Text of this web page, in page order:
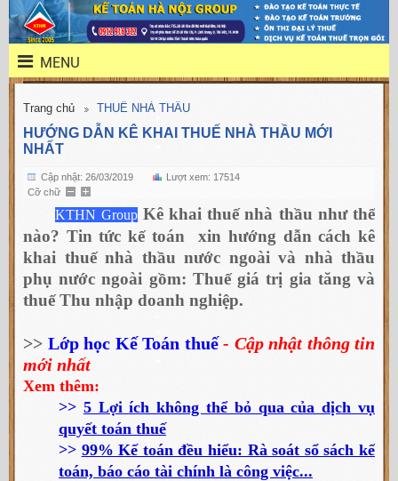
MENU
Trang chủ THUẾ NHÀ THẦU
HƯỚNG DẪN KÊ KHAI THUẾ NHÀ THẦU MỚI
NHẤT
Cập nhật: 26/03/2019
Lượt xem: 17514
Cỡ chữ
KTHN GroupKê khai thuế nhà thầu như thế
nào? Tin tức kế toán xin hướng dẫn cách kê
khai thuế nhà thầu nước ngoài và nhà thầu
phụ nước ngoài gồm: Thuế giá trị gia tăng và
thuế Thu nhập doanh nghiệp.
>> Lớp học Kế Toán thuế- Cập nhật thông tin
mới nhất
Xem thêm:
>> 5 Lợi ích không thể bỏ qua của dịch vụ
quyết toán thuế
>> 99% Kế toán đều hiểu: Rà soát sổ sách kế
toán, báo cáo tài chính là công việc...